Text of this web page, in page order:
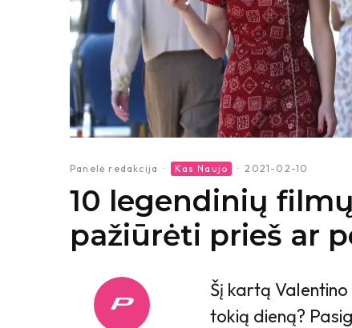
Panelė redakcija · Kas Naujo · 2021-02-10
10 legendinių
pažiūrėti prieš ar
Šį kartą
tokią dieną?